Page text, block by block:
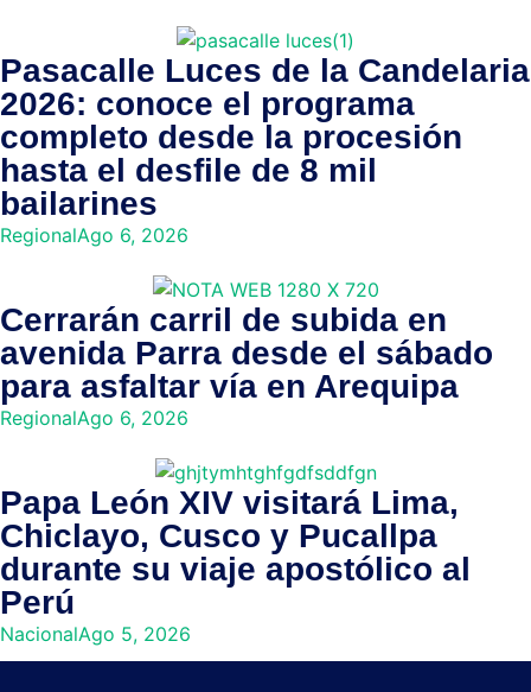
Pasacalle Luces de la Candelaria
2026: conoce el programa
completo desde la procesión
hasta el desfile de 8 mil
bailarines
RegionalAgo 6, 2026
Cerrarán carril de subida en
avenida Parra desde el sábado
para asfaltar vía en Arequipa
RegionalAgo 6, 2026
Papa León XIV visitará Lima,
Chiclayo, Cusco y Pucallpa
durante su viaje apostólico al
Perú
NacionalAgo 5, 2026